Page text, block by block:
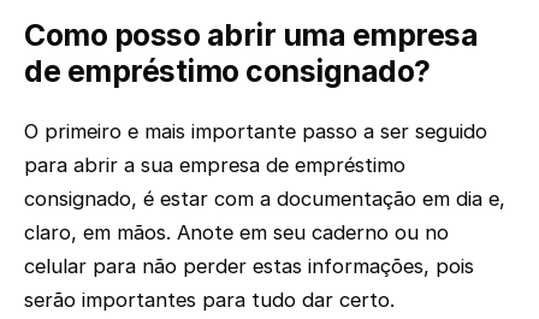
Como posso abrir uma empresa
de empréstimo consignado?
O primeiro e mais importante passo a ser seguido
para abrir a sua empresa de empréstimo
consignado, é estar com a documentação em dia e,
claro, em mãos. Anote em seu caderno ou no
celular para não perder estas informações, pois
serão importantes para tudo dar certo.